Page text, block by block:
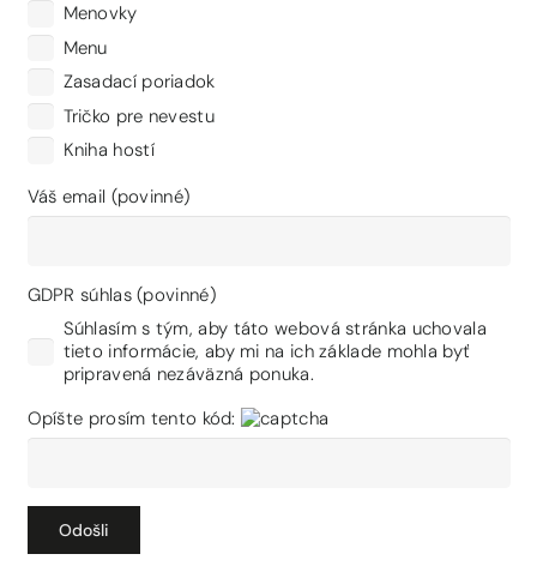
Menovky
Menu
Zasadací poriadok
Tričko pre nevestu
Kniha hostí
Váš email (povinné)
GDPR súhlas (povinné)
Súhlasím s tým, aby táto webová stránka uchovala
tieto informácie, aby mi na ich základe mohla byť
pripravená nezáväzná ponuka.
Opíšte prosím tento kód: